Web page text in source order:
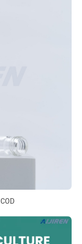
أنابيب الهضم 16MM لتحليل COD